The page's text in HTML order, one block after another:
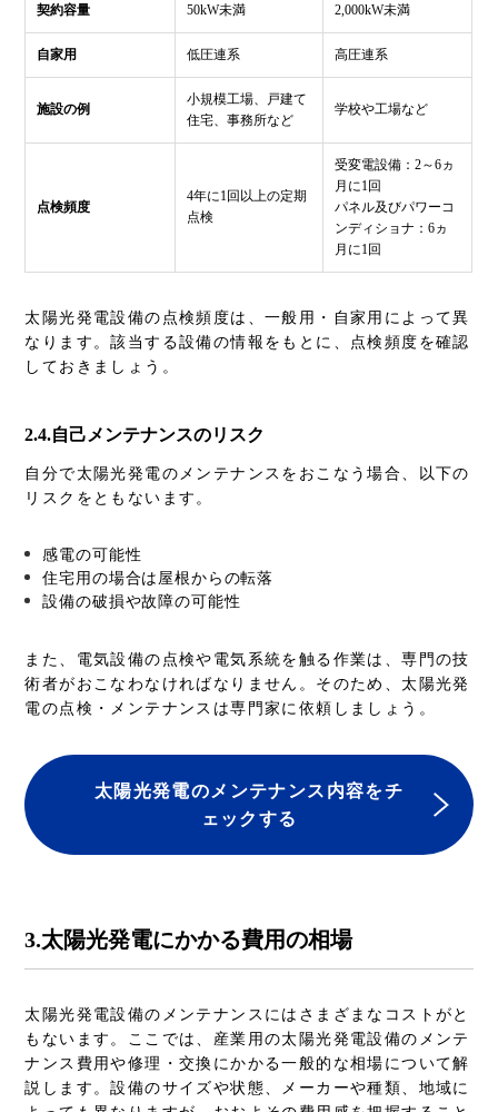
契約容量 50kW未満 2,000kW未満
自家用 低圧連系 高圧連系
施設の例
小規模工場、戸建て
住宅、事務所など
学校や工場など
点検頻度
4年に1回以上の定期
点検
受変電設備：2～6ヵ
月に1回
パネル及びパワーコ
ンディショナ：6ヵ
月に1回
太陽光発電設備の点検頻度は、一般用・自家用によって異
なります。該当する設備の情報をもとに、点検頻度を確認
しておきましょう。
2.4.自己メンテナンスのリスク
自分で太陽光発電のメンテナンスをおこなう場合、以下の
リスクをともないます。
感電の可能性
住宅用の場合は屋根からの転落
設備の破損や故障の可能性
また、電気設備の点検や電気系統を触る作業は、専門の技
術者がおこなわなければなりません。そのため、太陽光発
電の点検・メンテナンスは専門家に依頼しましょう。
太陽光発電のメンテナンス内容をチ
ェックする
3.太陽光発電にかかる費用の相場
太陽光発電設備のメンテナンスにはさまざまなコストがと
もないます。ここでは、産業用の太陽光発電設備のメンテ
ナンス費用や修理・交換にかかる一般的な相場について解
説します。設備のサイズや状態、メーカーや種類、地域に